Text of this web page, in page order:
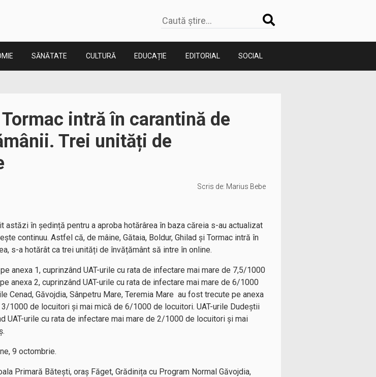
SĂNĂTATE CULTURĂ EDUCAȚIE EDITORIAL SOCIAL
intră în carantină de
Trei unități de
Scris de: Marius Bebe
în ședință pentru a aproba hotărârea în baza căreia s-au actualizat
continuu. Astfel că, de mâine, Gătaia, Boldur, Ghilad și Tormac intră în
s-a hotărât ca trei unități de învățământ să intre în online.
anexa 1, cuprinzând UAT-urile cu rata de infectare mai mare de 7,5/1000
anexa 2, cuprinzând UAT-urile cu rata de infectare mai mare de 6/1000
Cenad, Găvojdia, Sânpetru Mare, Teremia Mare au fost trecute pe anexa
1000 de locuitori și mai mică de 6/1000 de locuitori. UAT-urile Dudeștii
UAT-urile cu rata de infectare mai mare de 2/1000 de locuitori și mai
9 octombrie.
Primară Bătești, oraș Făget, Grădinița cu Program Normal Găvojdia,